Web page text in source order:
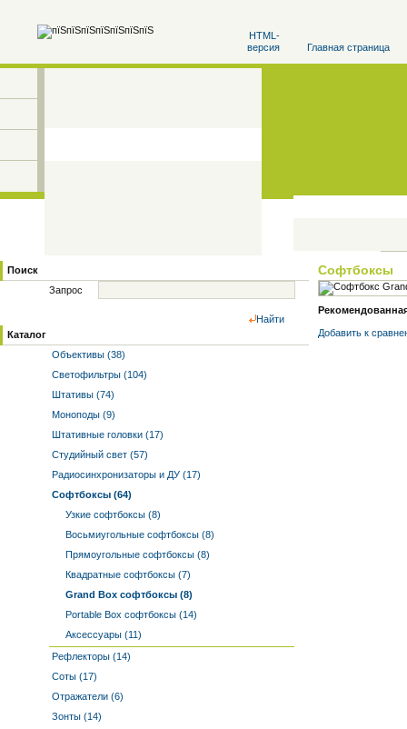
HTML-
версия
Главная страница
Поиск
Запрос
Найти
Каталог
Объективы (38)
Светофильтры (104)
Штативы (74)
Моноподы (9)
Штативные головки (17)
Студийный свет (57)
Радиосинхронизаторы и ДУ (17)
Софтбоксы (64)
Узкие софтбоксы (8)
Восьмиугольные софтбоксы (8)
Прямоугольные софтбоксы (8)
Квадратные софтбоксы (7)
Grand Box софтбоксы (8)
Portable Box софтбоксы (14)
Аксессуары (11)
Рефлекторы (14)
Соты (17)
Отражатели (6)
Зонты (14)
Софтбоксы
Добавить к